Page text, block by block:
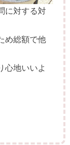
に対する対
め総額で他
心地いいよ